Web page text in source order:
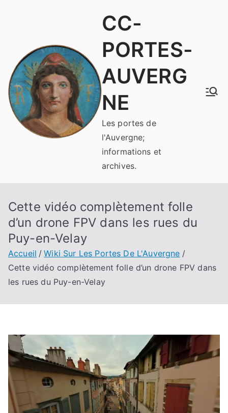
CC-
PORTES-
AUVERG
NE
Les portes de
l'Auvergne;
informations et
archives.
Cette vidéo complètement folle
d’un drone FPV dans les rues du
Puy-en-Velay
Accueil
Wiki Sur Les Portes De L'Auvergne
Cette vidéo complètement folle d’un drone FPV dans
les rues du Puy-en-Velay